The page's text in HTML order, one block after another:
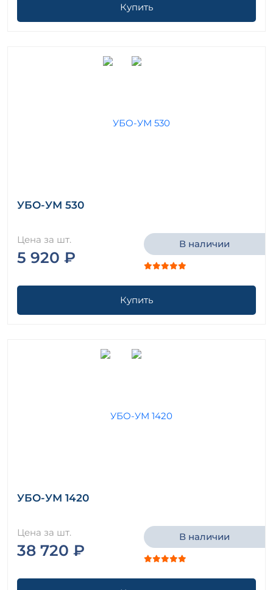
Купить
УБО-УМ 530
Цена за шт.
5 920 ₽
В наличии
Купить
УБО-УМ 1420
Цена за шт.
38 720 ₽
В наличии